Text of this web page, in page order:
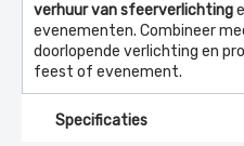
verhuur van sfeerverlichting
evenementen. Combineer
doorlopende verlichting en
feest of evenement.
Specificaties